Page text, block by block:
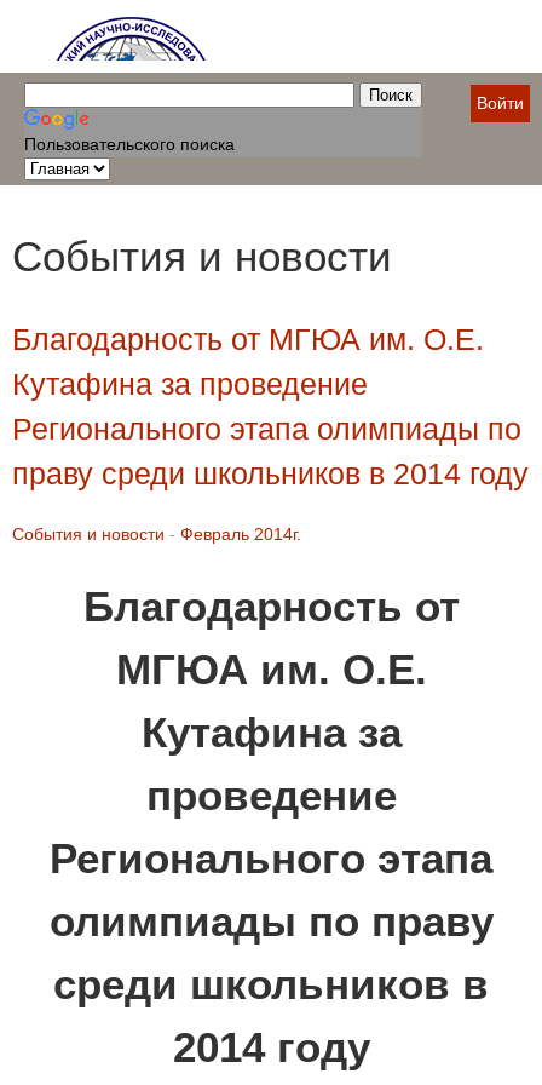
Пользовательского поиска
Войти
События и новости
Благодарность от МГЮА им. О.Е.
Кутафина за проведение
Регионального этапа олимпиады по
праву среди школьников в 2014 году
События и новости - Февраль 2014г.
Благодарность от
МГЮА им. О.Е.
Кутафина за
проведение
Регионального этапа
олимпиады по праву
среди школьников в
2014 году